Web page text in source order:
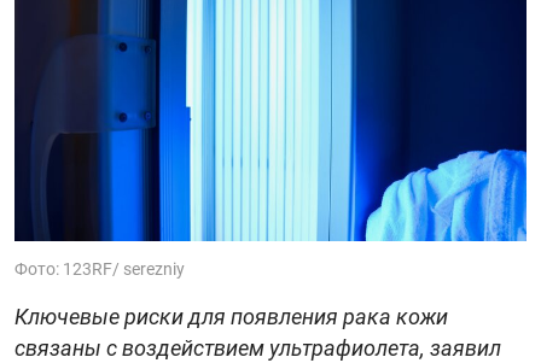
Фото: 123RF/ serezniy
Ключевые риски для появления рака кожи
связаны с воздействием ультрафиолета, заявил